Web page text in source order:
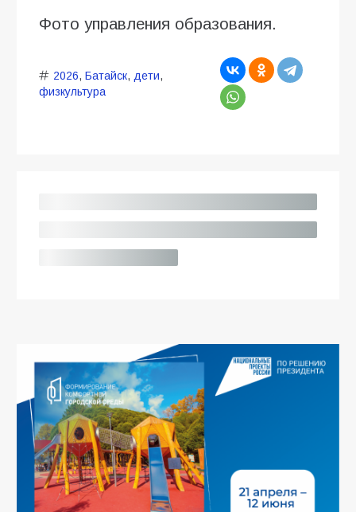
Фото управления образования.
2026, Батайск, дети,
физкультура